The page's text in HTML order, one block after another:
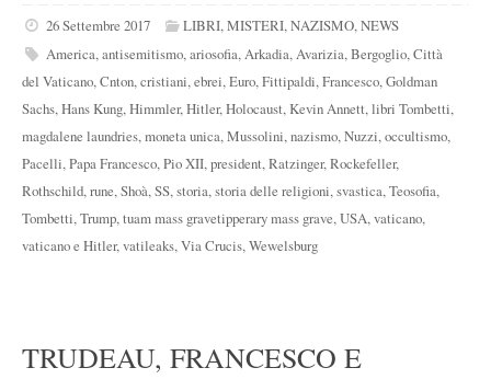
26 Settembre 2017 LIBRI,MISTERI,NAZISMO,NEWS
America,antisemitismo,ariosofia,Arkadia,Avarizia,Bergoglio,Città
del Vaticano,Cnton,cristiani,ebrei,Euro,Fittipaldi,Francesco,Goldman
Sachs,Hans Kung,Himmler,Hitler,Holocaust,Kevin Annett,libri Tombetti,
magdalene laundries,moneta unica,Mussolini,nazismo,Nuzzi,occultismo,
Pacelli,Papa Francesco,Pio XII,president,Ratzinger,Rockefeller,
Rothschild,rune,Shoà,SS,storia,storia delle religioni,svastica,Teosofia,
Tombetti,Trump,tuam mass gravetipperary mass grave,USA,vaticano,
vaticano e Hitler,vatileaks,Via Crucis,Wewelsburg
TRUDEAU, FRANCESCO E